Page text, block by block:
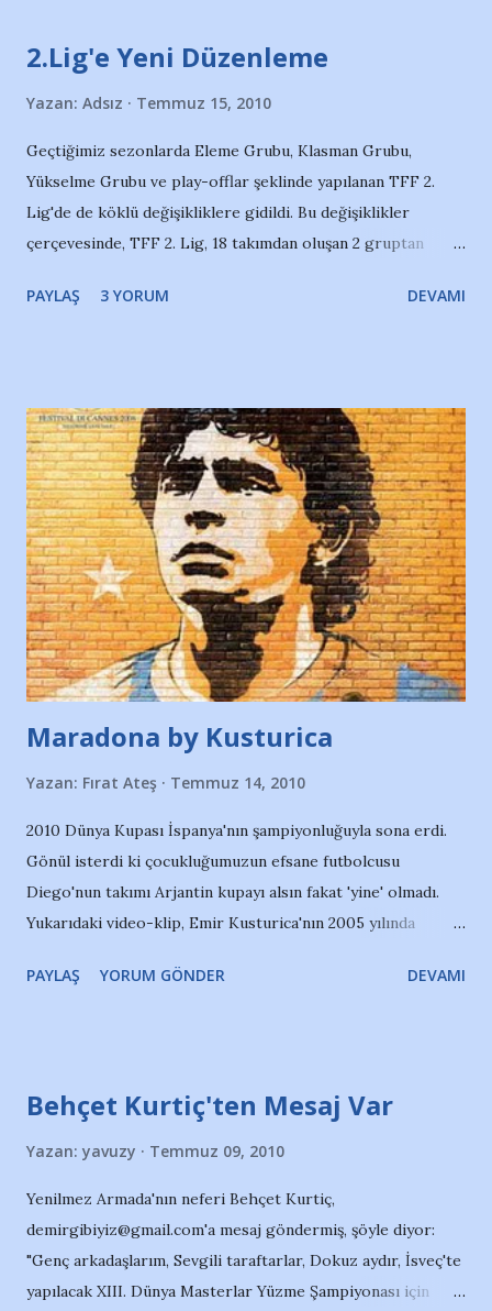
eskimeyen başkanımız Sayın Tuncel'in yoğun emekleriyle, bu
sergileyen, takıma karakterli bir oyun oynatan teknik
adamlar fazla barınamıyor. Bu gerçeği bilmenizi istedim. Son
yıllarda Behzat Çınar, Sadi Tekelioğlu gibi sadece işini
yapmaya odaklanan hocalarımız yerel basının ve kaynayan
sizin bu eli yüzü ...
2.Lig'e Yeni Düzenleme
Yazan: Adsız Temmuz 15, 2010
Geçtiğimiz sezonlarda Eleme Grubu, Klasman Grubu,
Yükselme Grubu ve play-offlar şeklinde yapılanan TFF 2.
Lig'de de köklü değişikliklere gidildi. Bu değişiklikler
çerçevesinde, TFF 2. Lig, 18 takımdan oluşan 2 gruptan
müsabakalardan sonra her grubun birincisi olan 2 takım
takım Bank Asya 1. Lig'e yükselmeye hak kazanacak.
Başarılar Adana Demirspor..!
PAYLAŞ 3 YORUM DEVAMI
Maradona by Kusturica
Yazan: Fırat Ateş Temmuz 14, 2010
2010 Dünya Kupası İspanya'nın şampiyonluğuyla sona erdi.
Gönül isterdi ki çocukluğumuzun efsane futbolcusu
Diego'nun takımı Arjantin kupayı alsın fakat 'yine' olmadı.
Yukarıdaki video-klip, Emir Kusturica'nın 2005 yılında
Kusturica" filminde geçen Manu Chao'nun seslendirdiği
PAYLAŞ YORUM GÖNDER DEVAMI
Behçet Kurtiç'ten Mesaj Var
Yazan: yavuzy Temmuz 09, 2010
Yenilmez Armada'nın neferi Behçet Kurtiç,
demirgibiyiz@gmail.com'a mesaj göndermiş, şöyle diyor:
"Genç arkadaşlarım, Sevgili taraftarlar, Dokuz aydır, İsveç'te
yapılacak XIII. Dünya Masterlar Yüzme Şampiyonası için